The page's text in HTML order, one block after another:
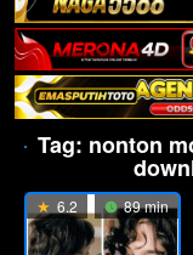
Tag: nonton
6.2 89 min